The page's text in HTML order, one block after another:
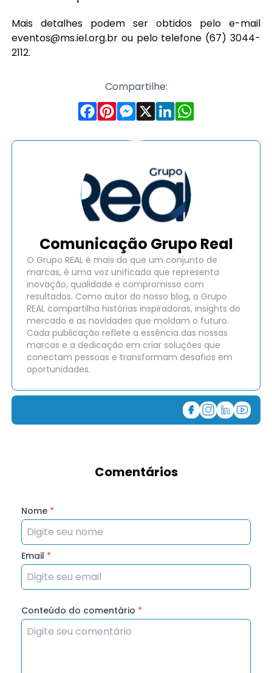
Mais detalhes podem ser obtidos pelo e-mail
eventos@ms.iel.org.br ou pelo telefone (67) 3044-
2112.
Compartilhe:
Comunicação Grupo Real
O Grupo REAL é mais do que um conjunto de
marcas, é uma voz unificada que representa
inovação, qualidade e compromisso com
resultados. Como autor do nosso blog, o Grupo
REAL compartilha histórias inspiradoras, insights do
mercado e as novidades que moldam o futuro.
Cada publicação reflete a essência das nossas
marcas e a dedicação em criar soluções que
conectam pessoas e transformam desafios em
oportunidades.
Comentários
Nome *
Email *
Conteúdo do comentário *